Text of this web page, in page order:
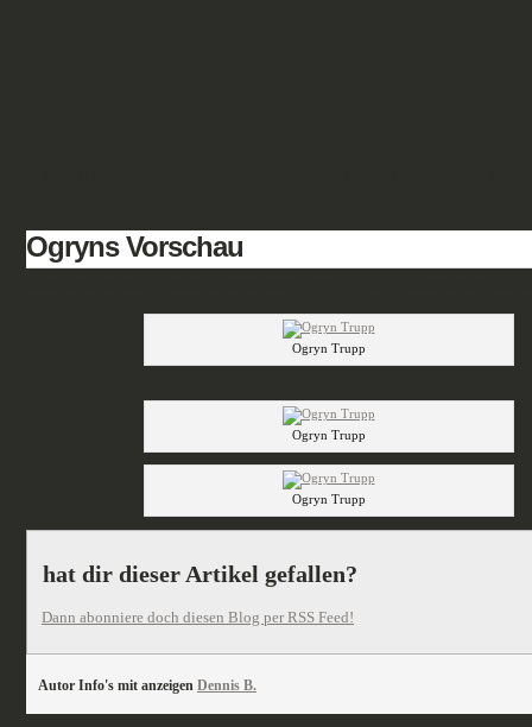
Ogryns Vorschau
Ogryn Trupp
Ogryn Trupp
Ogryn Trupp
hat dir dieser Artikel gefallen?
Dann abonniere doch diesen Blog per RSS Feed!
Autor Info's mit anzeigen Dennis B.